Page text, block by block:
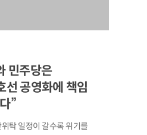
민주당은
선 공영화에 책임
”
탁 일정이 갈수록 위기를